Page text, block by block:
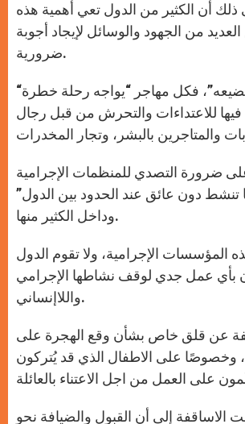
ذلك أن الكثير من الدول تعي أهمية هذه
من الجهود والوسائل لإيجاد أجوبة
ضرورية.
“ليس هناك وقت نضيعه”، فكل مهاجر “يواجه رحلة خطرة
للاعتداءات والتحرش من قبل رجال
ضرورة التصدي للمنظمات الإجرامية
تنشط دون عائق عند الحدود بين الدول”
وداخل الكثير منها.
المؤسسات الإجرامية، ولا تقوم الدول
بأي عمل جدي لوقف نشاطها الإجرامي
واللاإنساني.
عن قلق خاص بشأن وقع الهجرة على
وخصوصًا على الاطفال الذي قد يُتركون
الاساقفة إلى أن القبول والضيافة نحو